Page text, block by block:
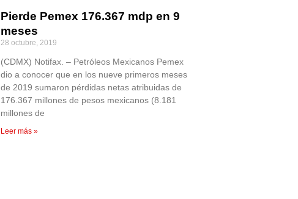
Pierde Pemex 176.367 mdp en 9
meses
28 octubre, 2019
(CDMX) Notifax. – Petróleos Mexicanos Pemex
dio a conocer que en los nueve primeros meses
de 2019 sumaron pérdidas netas atribuidas de
176.367 millones de pesos mexicanos (8.181
millones de
Leer más »